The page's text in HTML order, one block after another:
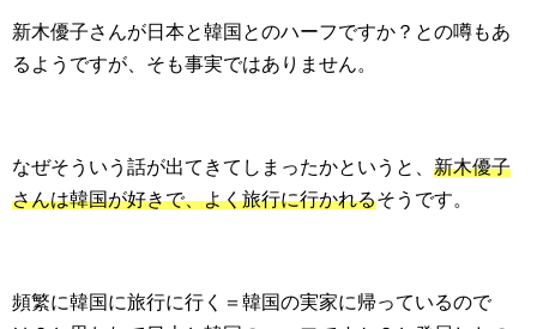
新木優子さんが日本と韓国とのハーフですか？との噂もあ
るようですが、そも事実ではありません。
なぜそういう話が出てきてしまったかというと、 新木優子
さんは韓国が好きで、よく旅行に行かれるそうです。
頻繁に韓国に旅行に行く＝韓国の実家に帰っているので